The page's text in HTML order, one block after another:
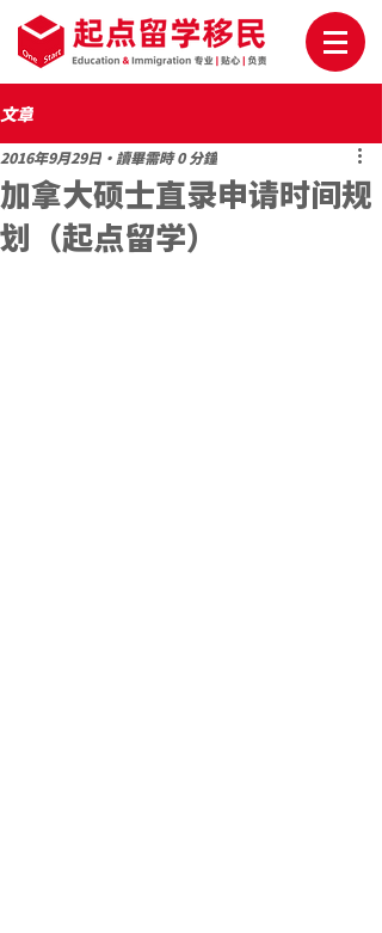
文章
加拿大硕士直录申请时间规
划（起点留学）
2016年9月29日 讀畢需時 0 分鐘